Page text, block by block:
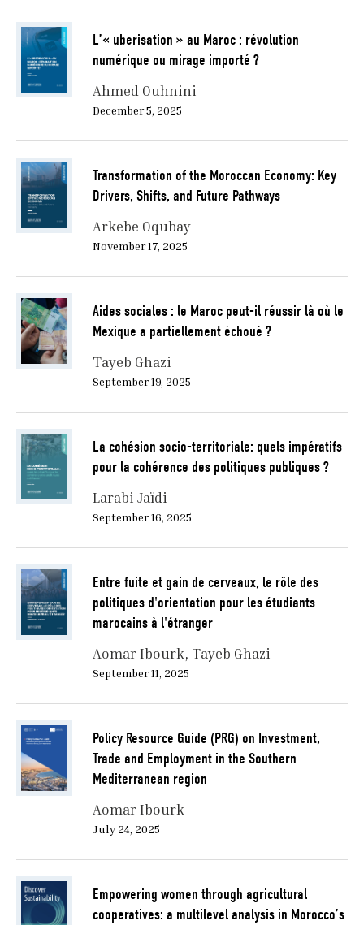
L’« uberisation » au Maroc : révolution
numérique ou mirage importé ?
Ahmed Ouhnini
December 5, 2025
Transformation of the Moroccan Economy: Key
Drivers, Shifts, and Future Pathways
Arkebe Oqubay
November 17, 2025
Aides sociales : le Maroc peut-il réussir là où le
Mexique a partiellement échoué ?
Tayeb Ghazi
September 19, 2025
La cohésion socio-territoriale: quels impératifs
pour la cohérence des politiques publiques ?
Larabi Jaïdi
September 16, 2025
Entre fuite et gain de cerveaux, le rôle des
politiques d'orientation pour les étudiants
marocains à l'étranger
Aomar Ibourk Tayeb Ghazi
September 11, 2025
Policy Resource Guide (PRG) on Investment,
Trade and Employment in the Southern
Mediterranean region
Aomar Ibourk
July 24, 2025
Empowering women through agricultural
cooperatives: a multilevel analysis in Morocco’s